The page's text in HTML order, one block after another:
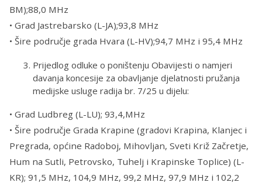
BM);88,0 MHz
• Grad Jastrebarsko (L-JA);93,8 MHz
• Šire područje grada Hvara (L-HV);94,7 MHz i 95,4 MHz
Prijedlog odluke o poništenju Obavijesti o namjeri
davanja koncesije za obavljanje djelatnosti pružanja
medijske usluge radija br. 7/25 u dijelu:
• Grad Ludbreg (L-LU); 93,4,MHz
• Šire područje Grada Krapine (gradovi Krapina, Klanjec i
Pregrada, općine Radoboj, Mihovljan, Sveti Križ Začretje,
Hum na Sutli, Petrovsko, Tuhelj i Krapinske Toplice) (L-
KR); 91,5 MHz, 104,9 MHz, 99,2 MHz, 97,9 MHz i 102,2